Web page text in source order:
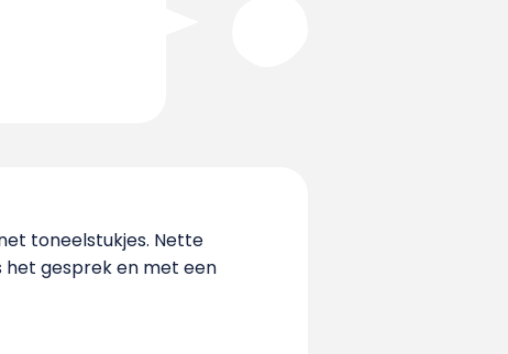
toneelstukjes. Nette
het gesprek en met een